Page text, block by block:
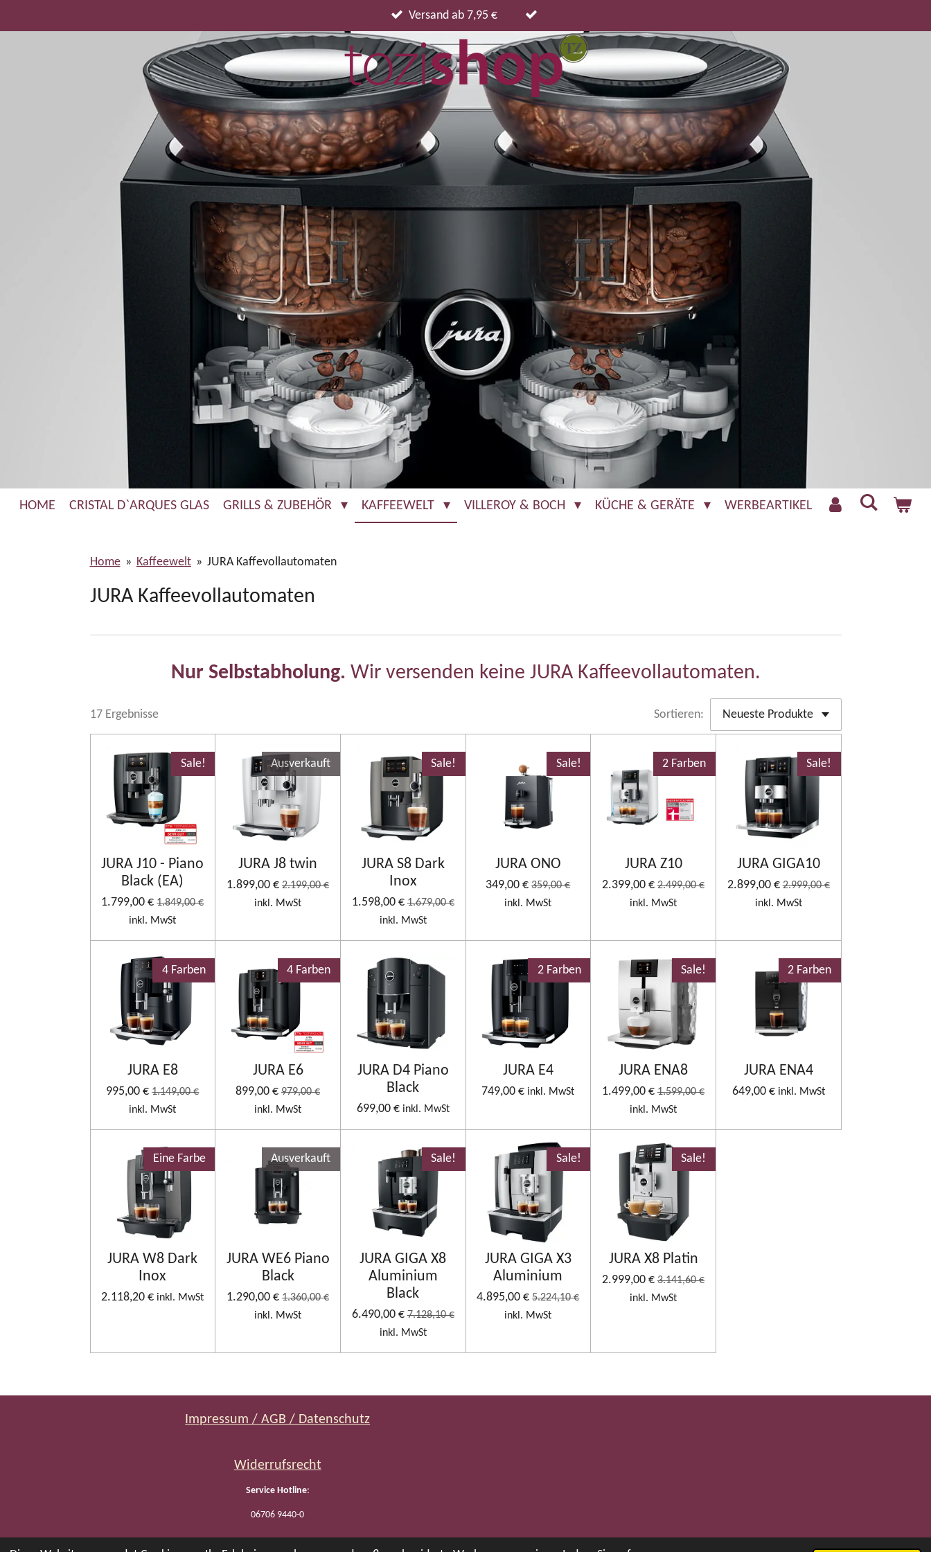
Hauptinhalt
Versand ab 7,95 €
HOME CRISTAL D`ARQUES GLAS GRILLS & ZUBEHÖR KAFFEEWELT VILLEROY & BOCH KÜCHE & GERÄTE WERBEARTIKEL
Home » Kaffeewelt » JURA Kaffevollautomaten
JURA Kaffeevollautomaten
Nur Selbstabholung. Wir versenden keine JURA Kaffeevollautomaten.
17 Ergebnisse Sortieren:
Sale!
JURA J10 - Piano
Black (EA)
1.799,00 € 1.849,00 €
inkl. MwSt
Ausverkauft
JURA J8 twin
1.899,00 € 2.199,00 €
inkl. MwSt
Sale!
JURA S8 Dark
Inox
1.598,00 € 1.679,00 €
inkl. MwSt
Sale!
JURA ONO
349,00 € 359,00 €
inkl. MwSt
2 Farben
JURA Z10
2.399,00 € 2.499,00 €
inkl. MwSt
Sale!
JURA GIGA10
2.899,00 € 2.999,00 €
inkl. MwSt
4 Farben
JURA E8
995,00 € 1.149,00 €
inkl. MwSt
4 Farben
JURA E6
899,00 € 979,00 €
inkl. MwSt
JURA D4 Piano
Black
699,00 € inkl. MwSt
2 Farben
JURA E4
749,00 € inkl. MwSt
Sale!
JURA ENA8
1.499,00 € 1.599,00 €
inkl. MwSt
2 Farben
JURA ENA4
649,00 € inkl. MwSt
Eine Farbe
JURA W8 Dark
Inox
2.118,20 € inkl. MwSt
Ausverkauft
JURA WE6 Piano
Black
1.290,00 € 1.360,00 €
inkl. MwSt
Sale!
JURA GIGA X8
Aluminium
Black
6.490,00 € 7.128,10 €
inkl. MwSt
Sale!
JURA GIGA X3
Aluminium
4.895,00 € 5.224,10 €
inkl. MwSt
Sale!
JURA X8 Platin
2.999,00 € 3.141,60 €
inkl. MwSt
Impressum / AGB / Datenschutz
Widerrufsrecht
Service Hotline:
06706 9440-0